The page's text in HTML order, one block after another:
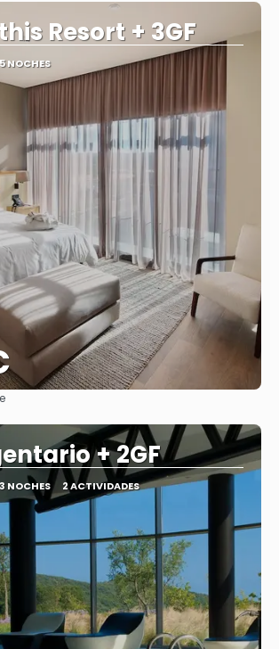
Resort + 3GF
5 NOCHES
+ 2GF
3 NOCHES 2 ACTIVIDADES